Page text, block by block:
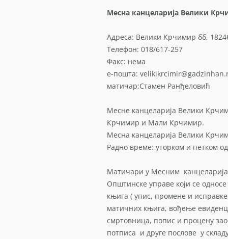
Месна канцеларија Велики
Адреса: Велики Крчимир бб,
Телефон: 018/617-257
Факс: нема
е-пошта:
матичар:Стамен Ранђеловић
Месне канцеларија Велики
Крчимир и Мали Крчимир.
Месна канцеларија Велики
Радно време: уторком и петком
Матичари у Месним
Општинске управе који се
књига ( упис, промене и
матичних књига, вођење
смртовница, попис и процену
потписа и друге послове у